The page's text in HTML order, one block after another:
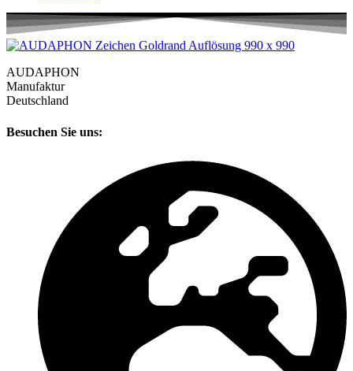
AUDAPHON
Manufaktur
Deutschland
Besuchen Sie uns: